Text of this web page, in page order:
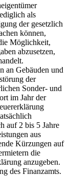
als
der gesetzlich
können,
Möglichkeit,
abzusetzen,
an Gebäuden und
der
Sonder- und
im Jahr der
auf 2 bis 5 Jahre
aus
Kürzungen auf
die
anzugeben.
des Finanzamts.